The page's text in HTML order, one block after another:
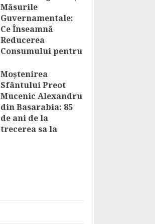
Măsurile
Guvernamentale:
Ce Înseamnă
Reducerea
Consumului pentru
Consumatori?
AUGUST 8, 2026
Moștenirea
Sfântului Preot
Mucenic Alexandru
din Basarabia: 85
de ani de la
trecerea sa la